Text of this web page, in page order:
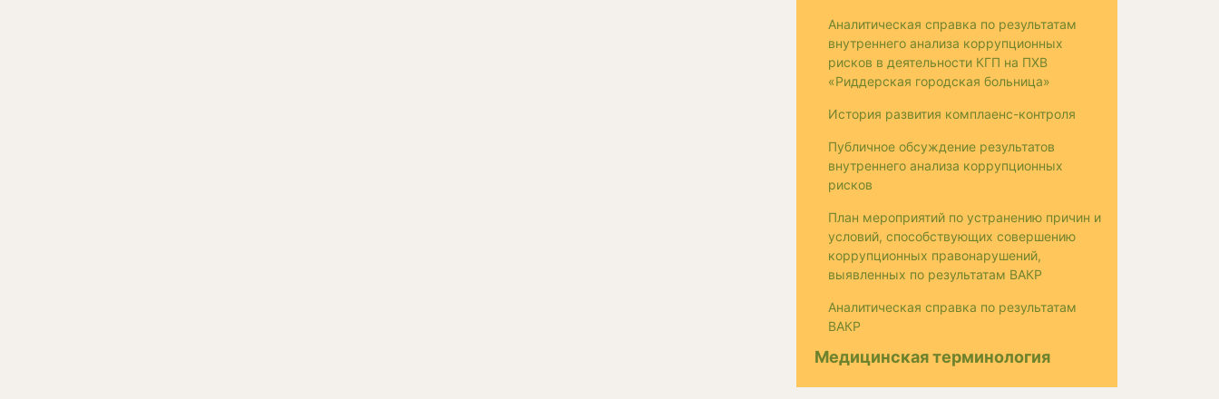
Аналитическая справка по результатам
внутреннего анализа коррупционных
рисков в деятельности КГП на ПХВ
«Риддерская городская больница»
История развития комплаенс-контроля
Публичное обсуждение результатов
внутреннего анализа коррупционных
рисков
План мероприятий по устранению причин и
условий, способствующих совершению
коррупционных правонарушений,
выявленных по результатам ВАКР
Аналитическая справка по результатам
ВАКР
Медицинская терминология